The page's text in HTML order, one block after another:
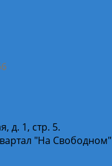
д. 1, стр. 5.
"На Свободном"